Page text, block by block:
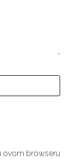
ovom browseru